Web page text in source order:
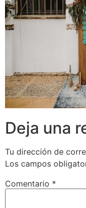
Deja una
Tu dirección de
Los campos
Comentario *